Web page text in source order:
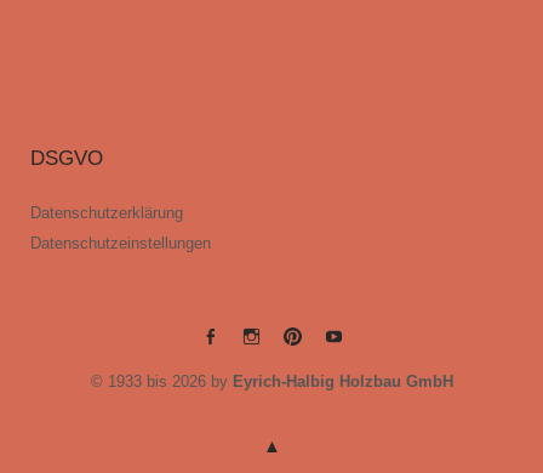
DSGVO
Datenschutzerklärung
Datenschutzeinstellungen
EYRICH-EYRICH-EYRICH-EYRICH-
© 1933 bis 2026 by Eyrich-Halbig Holzbau GmbH